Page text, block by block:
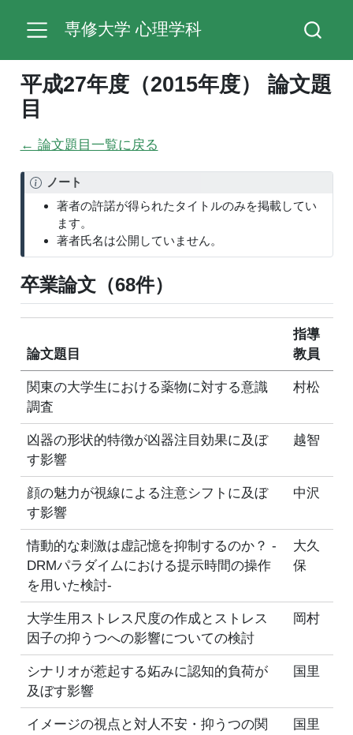
専修大学 心理学科
平成27年度（2015年度） 論文題
目
← 論文題目一覧に戻る
ノート
著者の許諾が得られたタイトルのみを掲載してい
ます。
著者氏名は公開していません。
卒業論文（68件）
論文題目
指導
教員
関東の大学生における薬物に対する意識
調査
村松
凶器の形状的特徴が凶器注目効果に及ぼ
す影響
越智
顔の魅力が視線による注意シフトに及ぼ
す影響
中沢
情動的な刺激は虚記憶を抑制するのか？ -
DRMパラダイムにおける提示時間の操作
を用いた検討-
大久
保
大学生用ストレス尺度の作成とストレス
因子の抑うつへの影響についての検討
岡村
シナリオが惹起する妬みに認知的負荷が
及ぼす影響
国里
イメージの視点と対人不安・抑うつの関
国里